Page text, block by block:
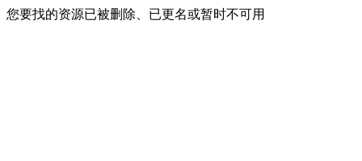
您要找的资源已被删除、已更名或暂时不可用